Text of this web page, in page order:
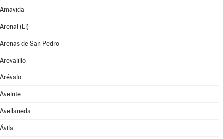
Amavida
Arenal (El)
Arenas de San Pedro
Arevalillo
Arévalo
Aveinte
Avellaneda
Ávila